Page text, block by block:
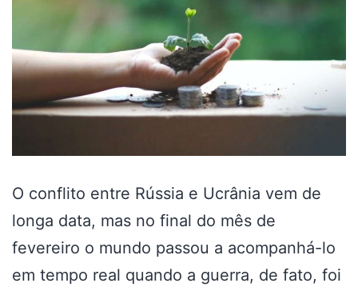
O conflito entre Rússia e Ucrânia vem de
longa data, mas no final do mês de
fevereiro o mundo passou a acompanhá-lo
em tempo real quando a guerra, de fato, foi